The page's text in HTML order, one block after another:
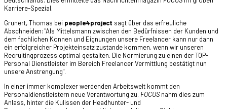
Karriere-Spezial.
Grunert, Thomas bei people4project sagt über das erfreuliche
Abschneiden: "Als Mittelsmann zwischen den Bedürfnissen der Kunden und
dem fachlichen Können und Eignungen unsere Freelancer kann nur dann
ein erfolgreicher Projekteinsatz zustande kommen, wenn wir unseren
Recruitingprozess optimal gestalten. Die Normierung zu einen der TOP-
Personal Dienstleister im Bereich Freelancer Vermittlung bestätigt nun
unsere Anstrengung".
In einer immer komplexer werdenden Arbeitswelt kommt den
Personaldienstleistern neue Verantwortung zu. FOCUSnahm dies zum
Anlass, hinter die Kulissen der Headhunter- und